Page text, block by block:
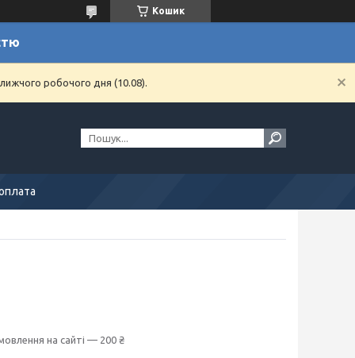
Кошик
робочого дня (10.08).
на сайті — 200 ₴